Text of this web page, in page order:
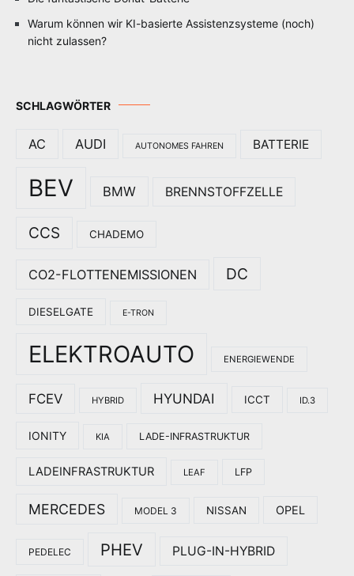
Warum können wir KI-basierte Assistenzsysteme (noch)
nicht zulassen?
SCHLAGWÖRTER
AC AUDI AUTONOMES FAHREN BATTERIE
BEV BMW BRENNSTOFFZELLE
CCS CHADEMO
CO2-FLOTTENEMISSIONEN DC
DIESELGATE E-TRON
ELEKTROAUTO ENERGIEWENDE
FCEV HYBRID HYUNDAI ICCT ID.3
IONITY KIA LADE-INFRASTRUKTUR
LADEINFRASTRUKTUR LEAF LFP
MERCEDES MODEL 3 NISSAN OPEL
PEDELEC PHEV PLUG-IN-HYBRID